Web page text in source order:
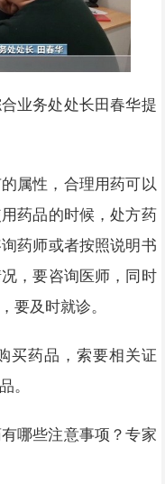
业务处处长田春华提
属性，合理用药可以
药品的时候，处方药
药师或者按照说明书
，要咨询医师，同时
要及时就诊。
买药品，索要相关证
。
哪些注意事项？专家